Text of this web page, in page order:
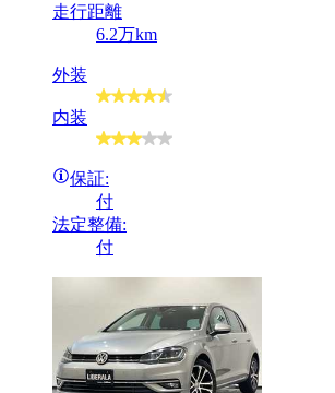
走行距離
6.2万km
外装
内装
保証:
付
法定整備:
付